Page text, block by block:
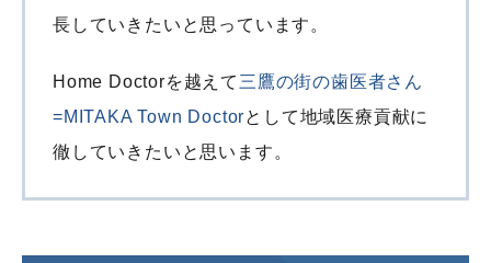
長していきたいと思っています。
Home Doctorを越えて 三鷹の街の歯医者さん
=MITAKA Town Doctorとして地域医療貢献に
徹していきたいと思います。